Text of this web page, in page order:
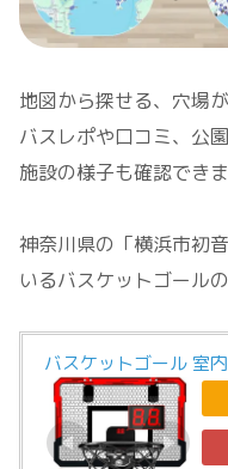
地図から探せる、穴場
バスレポや口コミ、公
施設の様子も確認できま
神奈川県の「横浜市初
いるバスケットゴール
バスケットゴール 室